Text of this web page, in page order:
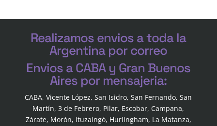
Realizamos envios a toda la
Argentina por correo
Envios a CABA y Gran Buenos
Aires por mensajeria:
CABA, Vicente López, San Isidro, San Fernando, San
Martín, 3 de Febrero, Pilar, Escobar, Campana,
Zárate, Morón, Ituzaingó, Hurlingham, La Matanza,